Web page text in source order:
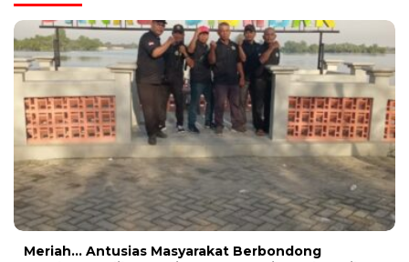
Meriah… Antusias Masyarakat Berbondong